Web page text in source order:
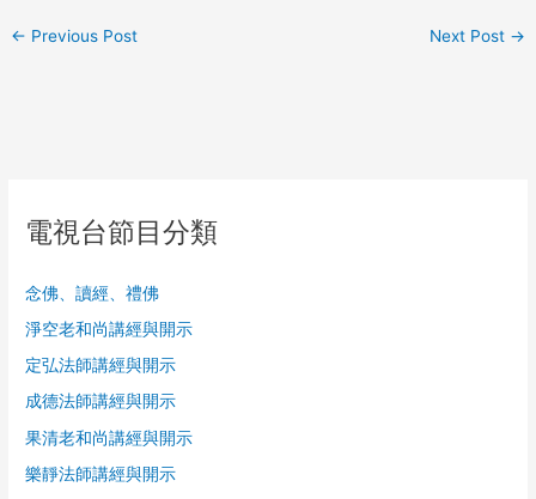
← Previous Post Next Post →
電視台節目分類
念佛、讀經、禮佛
淨空老和尚講經與開示
定弘法師講經與開示
成德法師講經與開示
果清老和尚講經與開示
樂靜法師講經與開示